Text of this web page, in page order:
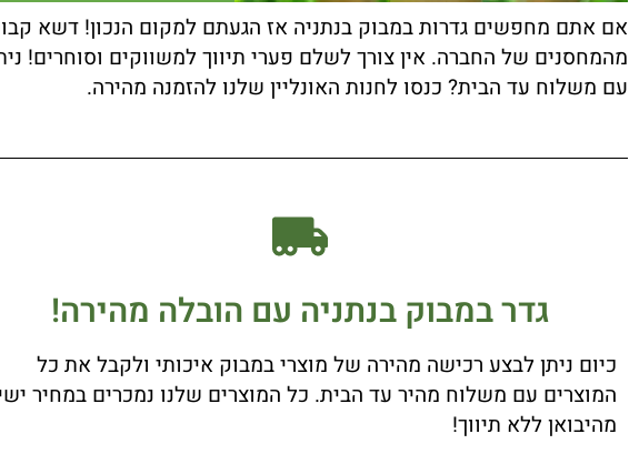
אם אתם מחפשים גדרות במבוק בנתניה אז הגעתם למקום הנכון! דשא
מהמחסנים של החברה. אין צורך לשלם פערי תיווך למשווקים וסוחרים!
עם משלוח עד הבית? כנסו לחנות האונליין שלנו להזמנה מהירה.
גדר במבוק בנתניה עם הובלה מהירה!
כיום ניתן לבצע רכישה מהירה של מוצרי במבוק איכותי ולקבל את כל
המוצרים עם משלוח מהיר עד הבית. כל המוצרים שלנו נמכרים במחיר
מהיבואן ללא תיווך!